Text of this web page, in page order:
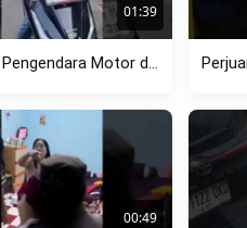
01:39
Cekcok Pengendara Motor dan Ojol di Menteng, Dipicu Aksi Lawan...
00:49